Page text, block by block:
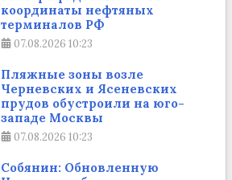
координаты нефтяных
терминалов РФ
07.08.2026 10:23
Пляжные зоны возле
Черневских и Ясеневских
прудов обустроили на юго-
западе Москвы
07.08.2026 10:23
Собянин: Обновленную